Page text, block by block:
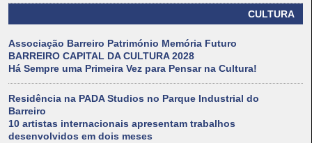
CULTURA
Associação Barreiro Património Memória Futuro
BARREIRO CAPITAL DA CULTURA 2028
Há Sempre uma Primeira Vez para Pensar na Cultura!
Residência na PADA Studios no Parque Industrial do
Barreiro
10 artistas internacionais apresentam trabalhos
desenvolvidos em dois meses